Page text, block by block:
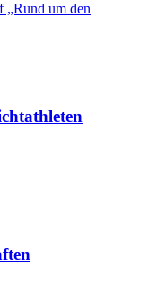
„Rund um den